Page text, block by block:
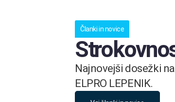
Članki in novice
Najnovejši dosežki
ELPRO LEPENIK.